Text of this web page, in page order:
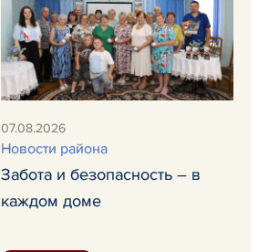
07.08.2026
Новости района
Забота и безопасность – в
каждом доме